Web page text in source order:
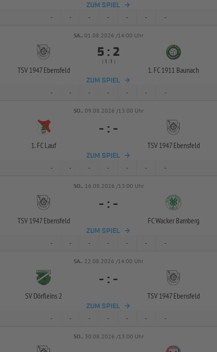
ZUM SPIEL
- - - - - - -
SA.. 01.08.2026 /14:00 Uhr
TSV 1947 Ebensfeld
 : 
(  :  )
1. FC 1911 Baunach
ZUM SPIEL
- - - - - - -
SO.. 09.08.2026 /13:00 Uhr
1. FC Lauf
- : -
TSV 1947 Ebensfeld
ZUM SPIEL
- - - - - - -
SO.. 16.08.2026 /13:00 Uhr
TSV 1947 Ebensfeld
- : -
FC Wacker Bamberg
ZUM SPIEL
- - - - - - -
SA.. 22.08.2026 /14:00 Uhr
SV Dörfleins 2
- : -
TSV 1947 Ebensfeld
ZUM SPIEL
- - - - - - -
SO.. 30.08.2026 /13:00 Uhr